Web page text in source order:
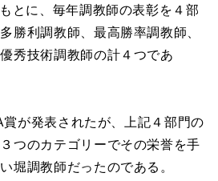
とに、毎年調教師の表彰を４部
勝利調教師、最高勝率調教師、
秀技術調教師の計４つであ
が発表されたが、上記４部門の
つのカテゴリーでその栄誉を手
堀調教師だったのである。